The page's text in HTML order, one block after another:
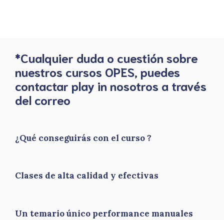
*Cualquier duda o cuestión sobre
nuestros cursos OPES, puedes
contactar play in nosotros a través
del correo
¿Qué conseguirás con el curso ?
Clases de alta calidad y efectivas
Un temario único performance manuales